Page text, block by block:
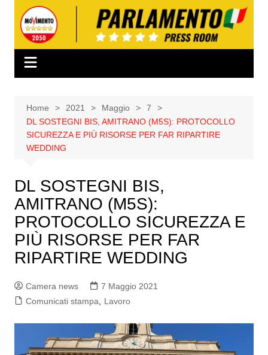
contenuto
Home 2021 Maggio
7
DL SOSTEGNI BIS, AMITRANO (M5S): PROTOCOLLO
SICUREZZA E PIÙ RISORSE PER FAR RIPARTIRE
WEDDING
DL SOSTEGNI BIS,
AMITRANO (M5S):
PROTOCOLLO SICUREZZA E
PIÙ RISORSE PER FAR
RIPARTIRE WEDDING
Camera news
7 Maggio 2021
Comunicati stampa
Lavoro